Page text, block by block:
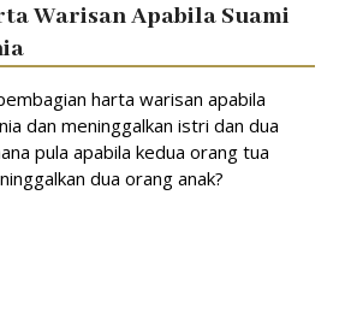
Warisan Apabila Suami
harta warisan apabila
dan meninggalkan istri dan dua
pula apabila kedua orang tua
dua orang anak?